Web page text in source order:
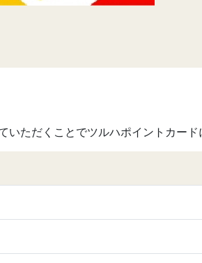
ただくことでツルハポイントカード